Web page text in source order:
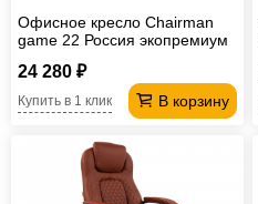
Офисное кресло Chairman
game 22 Россия экопремиум
24 280 ₽
В корзину
Купить в 1 клик